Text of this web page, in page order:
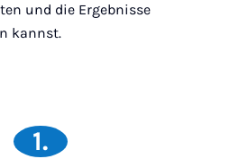
und die Ergebnisse
kannst.
1.